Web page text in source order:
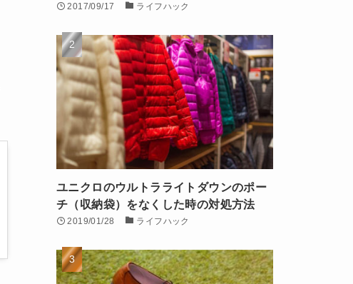
2017/09/17 ライフハック
ユニクロのウルトラライトダウンのポー
チ（収納袋）をなくした時の対処方法
2019/01/28 ライフハック